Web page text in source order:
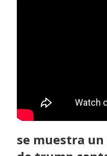
se muestra